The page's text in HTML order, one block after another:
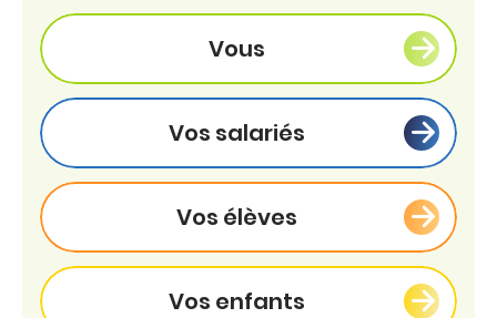
Vous
Vos salariés
Vos élèves
Vos enfants